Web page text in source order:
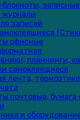
журналы
записей
офисные
планнинги,
самоклеящиеся
лента,
почтовые, бумага
и